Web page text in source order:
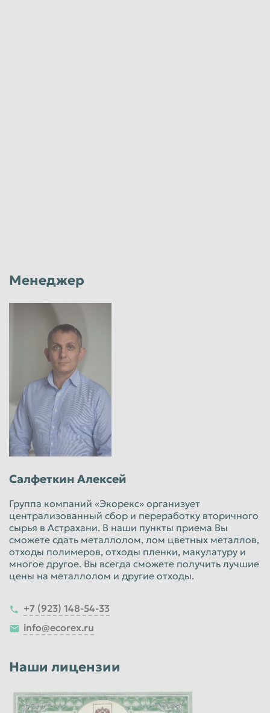
Менеджер
Салфеткин Алексей
Группа компаний «Экорекс» организует
централизованный сбор и переработку вторичного
сырья в Астрахани. В наши пункты приема Вы
сможете сдать металлолом, лом цветных металлов,
отходы полимеров, отходы пленки, макулатуру и
многое другое. Вы всегда сможете получить лучшие
цены на металлолом и другие отходы.
+7 (923) 148-54-33
info@ecorex.ru
Наши лицензии